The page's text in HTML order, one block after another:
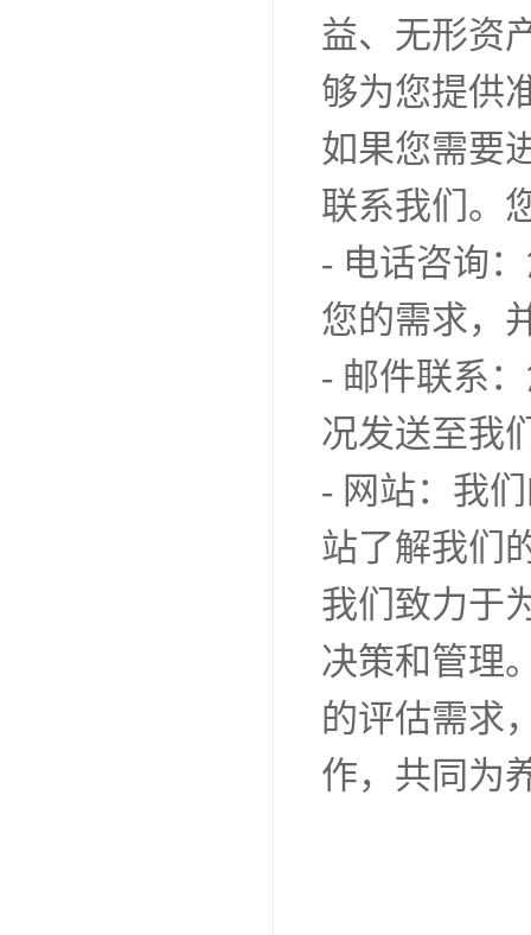
益、无形资
够为您提供
如果您需要
联系我们。
- 电话咨询
您的需求，
- 邮件联系
况发送至我
- 网站：我
站了解我们
我们致力于
决策和管理
的评估需求
作，共同为